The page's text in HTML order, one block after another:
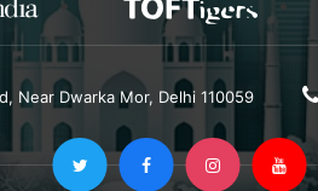
Near Dwarka Mor, Delhi 110059